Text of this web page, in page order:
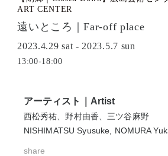
ART CENTER
遠いところ｜Far-off place
2023.4.29 sat - 2023.5.7 sun
13:00-18:00
アーティスト｜Artist
西松秀祐、野村由香、三ツ谷麻野
NISHIMATSU Syusuke, NOMURA
share